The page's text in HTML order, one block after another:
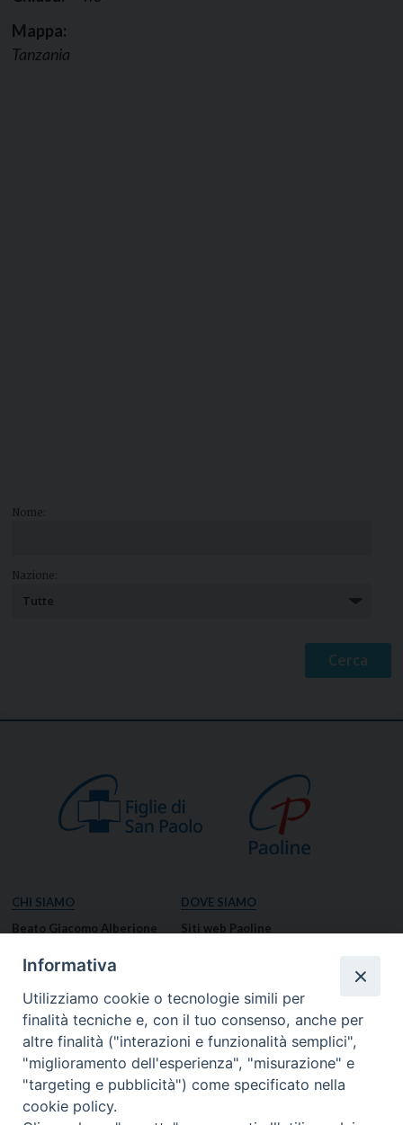
Mappa:
Tanzania
Nome:
Nazione:
CHI SIAMO
Beato Giacomo Alberione
Missione Paolina
Luoghi delle Origini
Governo Generale
Famiglia Paolina
DOVE SIAMO
Siti web Paoline
Notizie dal governo generale
Notizie in breve
RISORSE
Preghiere
Informativa
Utilizziamo cookie o tecnologie simili per
finalità tecniche e, con il tuo consenso, anche per
altre finalità ("interazioni e funzionalità semplici",
"miglioramento dell'esperienza", "misurazione" e
"targeting e pubblicità") come specificato nella
cookie policy.